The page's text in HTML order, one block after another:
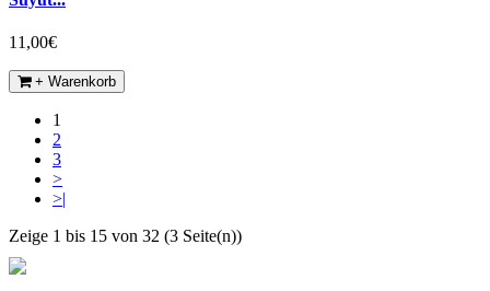
11,00€
+ Warenkorb
1
2
3
>
>|
Zeige 1 bis 15 von 32 (3 Seite(n))